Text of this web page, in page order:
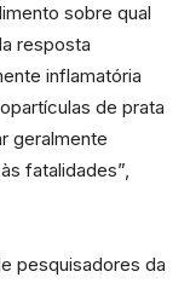
sobre qual
resposta
inflamatória
de prata
geralmente
fatalidades”,
pesquisadores da